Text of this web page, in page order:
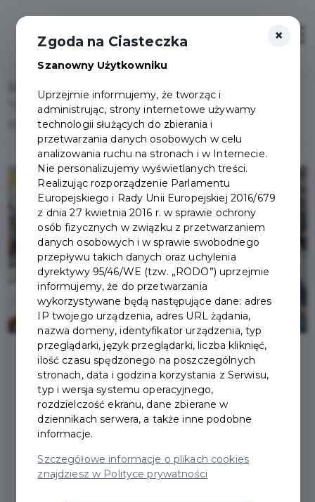
"Podróżować znaczy żyć" w Powiatowej i Miejskiej
Bibliotece Publicznej w Pruszczu Gdańskim
2025-04-25
"PODRÓŻOWAĆ
ZNACZY ŻYĆ" W
POWIATOWEJ I
×
Zgoda na Ciasteczka
Szanowny Użytkowniku
Uprzejmie informujemy, że tworząc i
administrując, strony internetowe używamy
technologii służących do zbierania i
przetwarzania danych osobowych w celu
analizowania ruchu na stronach i w Internecie.
Nie personalizujemy wyświetlanych treści.
Realizując rozporządzenie Parlamentu
Europejskiego i Rady Unii Europejskiej 2016/679
z dnia 27 kwietnia 2016 r. w sprawie ochrony
osób fizycznych w związku z przetwarzaniem
danych osobowych i w sprawie swobodnego
przepływu takich danych oraz uchylenia
dyrektywy 95/46/WE (tzw. „RODO”) uprzejmie
informujemy, że do przetwarzania
wykorzystywane będą następujące dane: adres
IP twojego urządzenia, adres URL żądania,
nazwa domeny, identyfikator urządzenia, typ
przeglądarki, język przeglądarki, liczba kliknięć,
ilość czasu spędzonego na poszczególnych
stronach, data i godzina korzystania z Serwisu,
typ i wersja systemu operacyjnego,
rozdzielczość ekranu, dane zbierane w
dziennikach serwera, a także inne podobne
informacje.
Szczegółowe informacje o plikach cookies
znajdziesz w Polityce prywatności